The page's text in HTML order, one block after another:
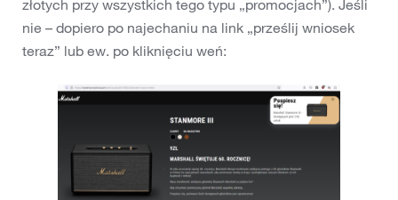
złotych przy wszystkich tego typu „promocjach”). Jeśli
nie – dopiero po najechaniu na link „prześlij wniosek
teraz” lub ew. po kliknięciu weń: